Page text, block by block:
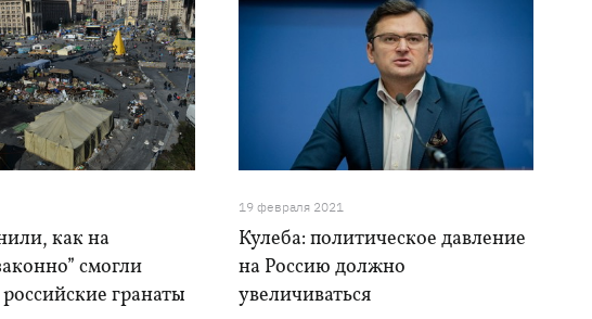
как на
смогли
гранаты
19 февраля 2021
Кулеба: политическое давление
на Россию должно
увеличиваться